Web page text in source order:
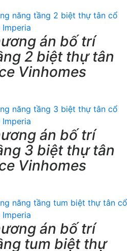
án bố trí
2 biệt thự tân
Vinhomes
án bố trí
3 biệt thự tân
Vinhomes
án bố trí
tum biệt thự